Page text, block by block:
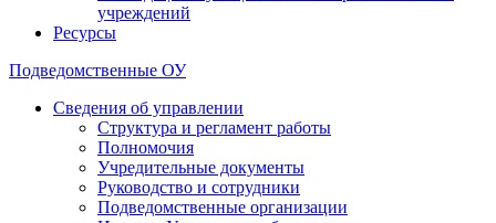
учреждений
Ресурсы
Подведомственные ОУ
Сведения об управлении
Структура и регламент работы
Полномочия
Учредительные документы
Руководство и сотрудники
Подведомственные организации